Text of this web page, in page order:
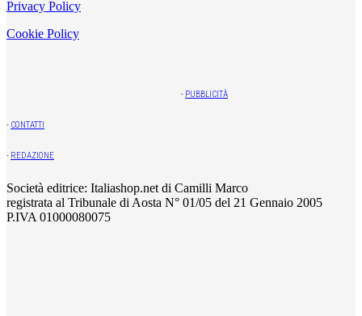
Privacy Policy
Cookie Policy
- PUBBLICITÀ
- CONTATTI
- REDAZIONE
Società editrice: Italiashop.net di Camilli Marco
registrata al Tribunale di Aosta N° 01/05 del 21 Gennaio 2005
P.IVA 01000080075